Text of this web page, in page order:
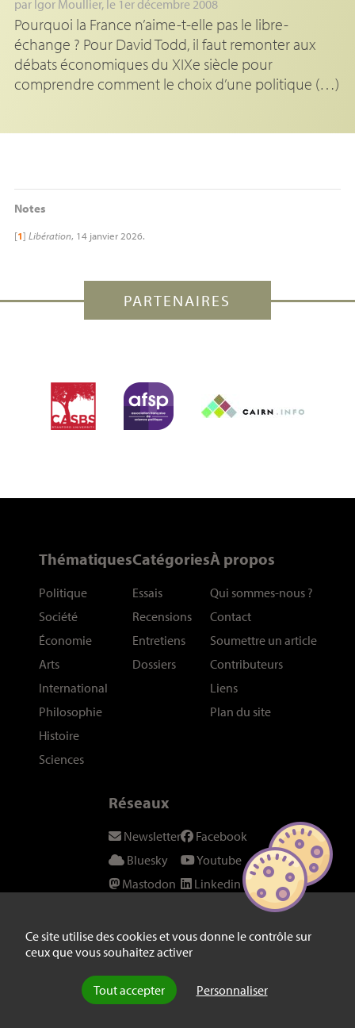
Ce site utilise des cookies et vous donne le contrôle sur
ceux que vous souhaitez activer
Tout accepter Personnaliser
par Igor Moullier, le 1er décembre 2008
Pourquoi la France n’aime-t-elle pas le libre-
échange ? Pour David Todd, il faut remonter aux
débats économiques du XIXe siècle pour
comprendre comment le choix d’une politique (…)
Notes
[1] Libération, 14 janvier 2026.
PARTENAIRES
Thématiques
Politique
Société
Économie
Arts
International
Philosophie
Histoire
Sciences
Catégories
Essais
Recensions
Entretiens
Dossiers
À propos
Qui sommes-nous ?
Contact
Soumettre un article
Contributeurs
Liens
Plan du site
Réseaux
Newsletter
Bluesky
Mastodon
Instagram
Twitter/X
Facebook
Youtube
Linkedin
Fil RSS